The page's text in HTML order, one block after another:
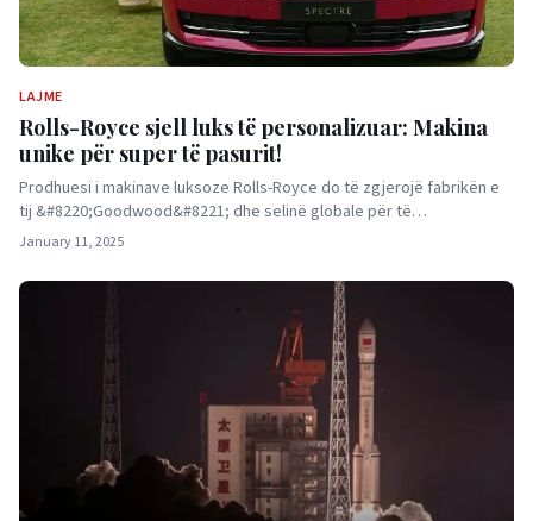
LAJME
Rolls-Royce sjell luks të personalizuar: Makina
unike për super të pasurit!
Prodhuesi i makinave luksoze Rolls-Royce do të zgjerojë fabrikën e
tij &#8220;Goodwood&#8221; dhe selinë globale për të…
January 11, 2025